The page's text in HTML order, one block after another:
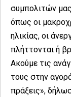
συμπολιτών
όπως οι
ηλικίας, οι
πλήττονται ή
Ακούμε τις
τους στην
πράξεις»,